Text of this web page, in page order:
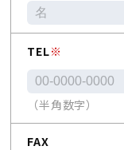
TEL※
（半角数字）
FAX